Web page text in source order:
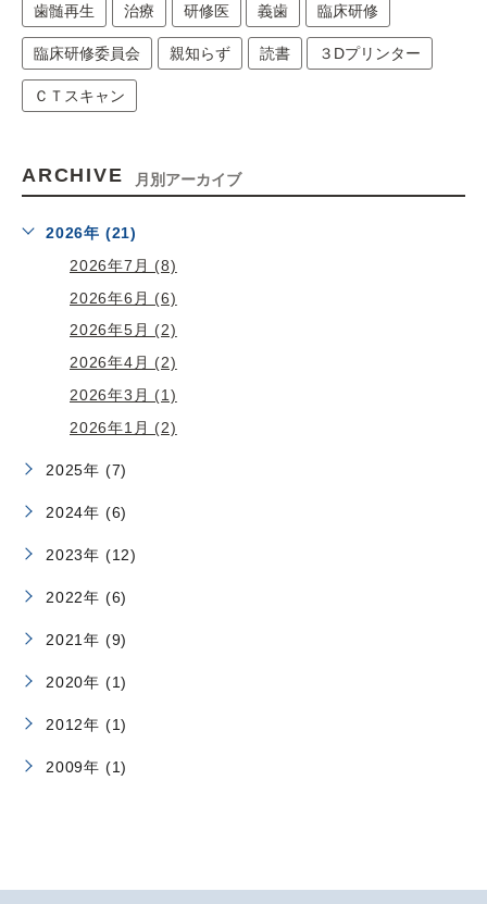
歯髄再生 治療 研修医 義歯 臨床研修
臨床研修委員会 親知らず 読書 ３Dプリンター
ＣＴスキャン
ARCHIVE 月別アーカイブ
2026年 (21)
2026年7月 (8)
2026年6月 (6)
2026年5月 (2)
2026年4月 (2)
2026年3月 (1)
2026年1月 (2)
2025年 (7)
2024年 (6)
2023年 (12)
2022年 (6)
2021年 (9)
2020年 (1)
2012年 (1)
2009年 (1)